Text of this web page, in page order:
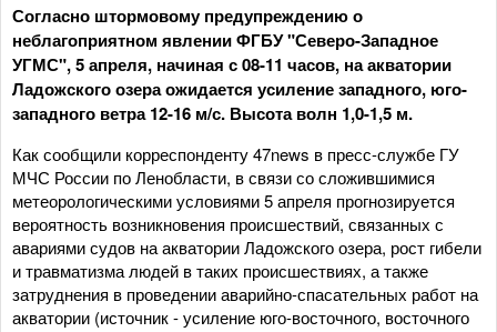
Согласно штормовому предупреждению о
неблагоприятном явлении ФГБУ "Северо-Западное
УГМС", 5 апреля, начиная с 08-11 часов, на акватории
Ладожского озера ожидается усиление западного, юго-
западного ветра 12-16 м/с. Высота волн 1,0-1,5 м.
Как сообщили корреспонденту 47news в пресс-службе ГУ
МЧС России по Ленобласти, в связи со сложившимися
метеорологическими условиями 5 апреля прогнозируется
вероятность возникновения происшествий, связанных с
авариями судов на акватории Ладожского озера, рост гибели
и травматизма людей в таких происшествиях, а также
затруднения в проведении аварийно-спасательных работ на
акватории (источник - усиление юго-восточного, восточного